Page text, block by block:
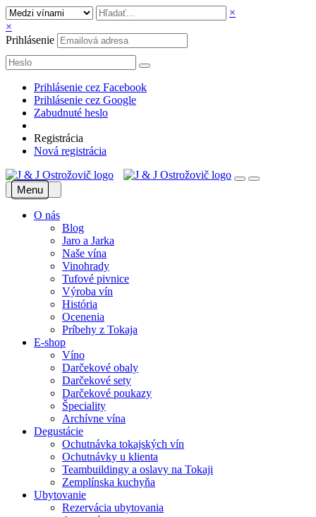
×
×
Prihlásenie
Prihlásenie cez Facebook
Prihlásenie cez Google
Zabudnuté heslo
Registrácia
Nová registrácia
Menu
O nás
Blog
Jaro a Jarka
Naše vína
Vinohrady
Tufové pivnice
Výroba vín
História
Ocenenia
Príbehy z Tokaja
E-shop
Víno
Darčekové obaly
Darčekové sety
Darčekové poukazy
Špeciality
Archívne vína
Degustácie
Ochutnávka tokajských vín
Ochutnávky u klienta
Teambuildingy a oslavy na Tokaji
Zemplínska kuchyňa
Ubytovanie
Rezervácia ubytovania